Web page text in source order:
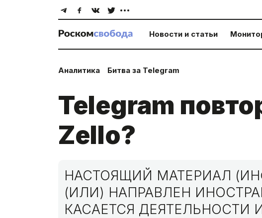
Новости и статьи
Аналитика Битва за Telegram
Telegram
Zello?
НАСТОЯЩИЙ МАТЕРИАЛ
(ИЛИ) НАПРАВЛЕН
КАСАЕТСЯ ДЕЯТЕЛЬНОСТИ